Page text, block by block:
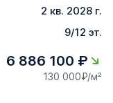
2 кв. 2028 г.
9/12 эт.
6 886 100 ₽
130 000₽/м²